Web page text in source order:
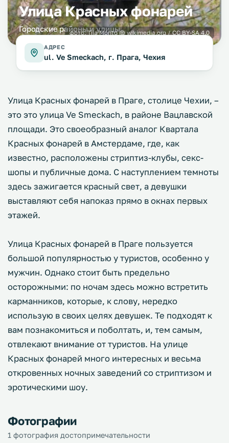
Улица Красных фонарей
Городские районы и улицы
фото:Tiia Monto@ wikimedia.org /CC BY-SA 4.0
АДРЕС
ul. Ve Smeckach, г. Прага, Чехия
Улица Красных фонарей в Праге, столице Чехии, –
это это улица Ve Smeckach, в районе Вацлавской
площади. Это своеобразный аналог Квартала
Красных фонарей в Амстердаме, где, как
известно, расположены стриптиз-клубы, секс-
шопы и публичные дома. С наступлением темноты
здесь зажигается красный свет, а девушки
выставляют себя напоказ прямо в окнах первых
этажей.
Улица Красных фонарей в Праге пользуется
большой популярностью у туристов, особенно у
мужчин. Однако стоит быть предельно
осторожными: по ночам здесь можно встретить
карманников, которые, к слову, нередко
использую в своих целях девушек. Те подходят к
вам познакомиться и поболтать, и, тем самым,
отвлекают внимание от туристов. На улице
Красных фонарей много интересных и весьма
откровенных ночных заведений со стриптизом и
эротическими шоу.
Фотографии
1 фотография достопримечательности